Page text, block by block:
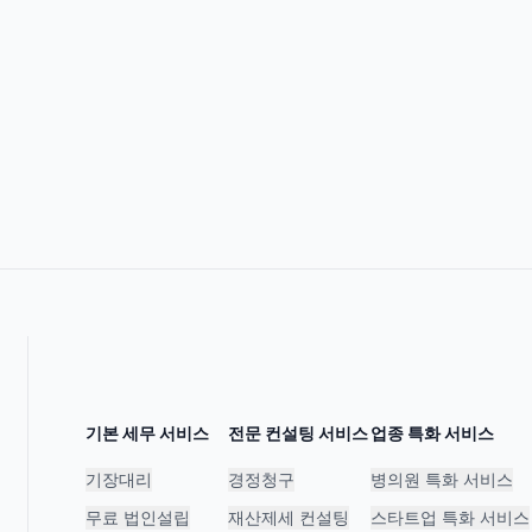
기본 세무 서비스
기장대리
무료 법인설립
전문 컨설팅 서비스
경정청구
재산제세 컨설팅
업종 특화 서비스
병의원 특화 서비스
스타트업 특화 서비스